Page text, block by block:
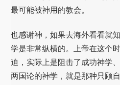
最可能被神用的教会。
也感谢神，如果去海外看看就
学是非常纵横的。上帝在这个
迫，实际上是阻击了成功神学
两国论的神学，就是那种只顾